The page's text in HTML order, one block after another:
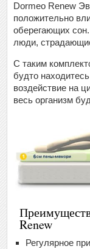
Dormeo Renew
положительно
оберегающих
люди,
С таким
будто
воздействие на
весь организм
Renew
Регулярное